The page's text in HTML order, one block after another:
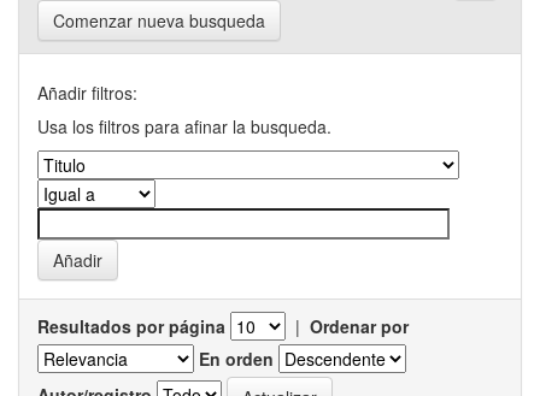
Comenzar nueva busqueda
Añadir filtros:
Usa los filtros para afinar la busqueda.
Resultados por página | Ordenar por
En orden